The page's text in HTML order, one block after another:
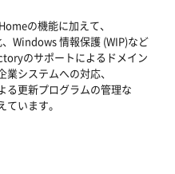
の機能に加えて、
Windows 情報保護 (WIP)など
のサポートによるドメイン
システムへの対応、
更新プログラムの管理な
います。